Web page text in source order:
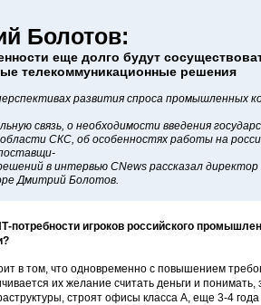
Болотов:
еще долго будут
телекоммуникационные решения
развития спроса промышленных
связь, о необходимости введения
СКС, об особенностях работы на
в интервью CNews рассказал
Дмитрий Болотов.
игроков российского
в том, что одновременно с повышением
их желание считать деньги и понимать,
строят офисы класса А, еще 3-4